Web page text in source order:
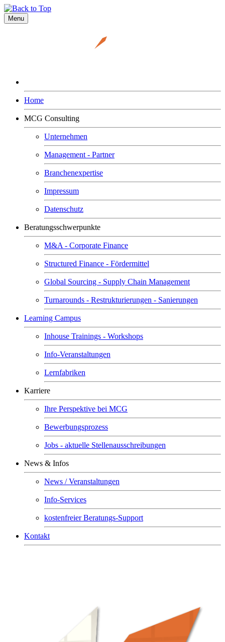
Menu
Home
MCG Consulting
Unternehmen
Management - Partner
Branchenexpertise
Impressum
Datenschutz
Beratungsschwerpunkte
M&A - Corporate Finance
Structured Finance - Fördermittel
Global Sourcing - Supply Chain Management
Turnarounds - Restrukturierungen - Sanierungen
Learning Campus
Inhouse Trainings - Workshops
Info-Veranstaltungen
Lernfabriken
Karriere
Ihre Perspektive bei MCG
Bewerbungsprozess
Jobs - aktuelle Stellenausschreibungen
News & Infos
News / Veranstaltungen
Info-Services
kostenfreier Beratungs-Support
Kontakt